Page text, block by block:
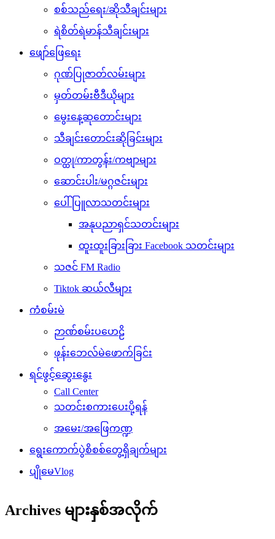
စစ်သည်ရေး/ဆိုသီချင်းများ
ရဲစိတ်ရဲမာန်သီချင်းများ
ဖျော်ဖြေရေး
ဂုဏ်ပြုဇာတ်လမ်းများ
မှတ်တမ်းဗီဒီယိုများ
မွေးနေ့ဆုတောင်းများ
သီချင်းတောင်းဆိုခြင်းများ
ဝတ္ထု/ကာတွန်း/ကဗျာများ
ဆောင်းပါး/မဂ္ဂဇင်းများ
ပေါ်ပြူလာသတင်းများ
အနုပညာရှင်သတင်းများ
ထူးထူးခြားခြား Facebook သတင်းများ
သဇင် FM Radio
Tiktok ဆယ်လီများ
ကံစမ်းမဲ
ဉာဏ်စမ်းပဟေဠိ
ဖုန်းဘေလ်မဲဖောက်ခြင်း
ရင်ဖွင့်ဆွေးနွေး
Call Center
သတင်းစကားပေးပို့ရန်
အမေး/အဖြေကဏ္ဍ
ရွေးကောက်ပွဲစိစစ်တွေ့ရှိချက်များ
ပျိုမေVlog
Archives များနှစ်အလိုက်